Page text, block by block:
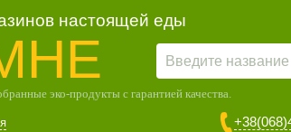
настоящей еды
эко-продукты с гарантией качества.